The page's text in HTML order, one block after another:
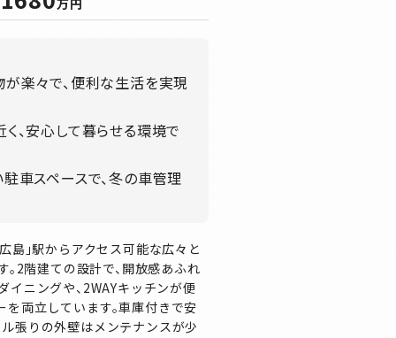
万円
楽々で、便利な生活を実現
、安心して暮らせる環境で
車スペースで、冬の車管理
島」駅からアクセス可能な広々と
2階建ての設計で、開放感あふれ
イニングや、2WAYキッチンが便
両立しています。車庫付きで安
張りの外壁はメンテナンスが少